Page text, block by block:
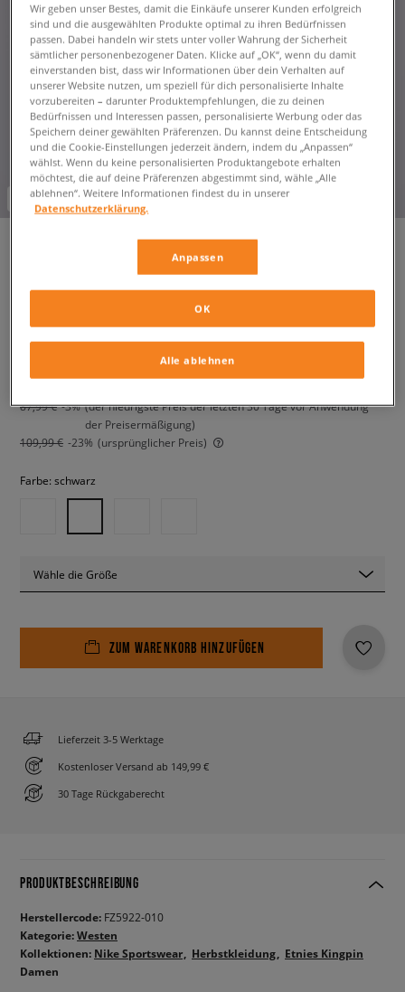
-10% ab 70€ mit dem Code:FINAL
NIKE WESTE W NSW TF SYNFL
damen, westen
84,99 €
87,99 € -3% (der niedrigste Preis der letzten 30 Tage vor Anwendung
der Preisermäßigung)
109,99 € -23% (ursprünglicher Preis)
Farbe: schwarz
Wähle die Größe
ZUM WARENKORB HINZUFÜGEN
Lieferzeit 3-5 Werktage
Kostenloser Versand ab 149,99 €
30 Tage Rückgaberecht
PRODUKTBESCHREIBUNG
Herstellercode: FZ5922-010
Kategorie:Westen
Kollektionen: Nike Sportswear Herbstkleidung
Etnies Kingpin
Damen
Wir geben unser Bestes, damit die Einkäufe unserer Kunden erfolgreich
sind und die ausgewählten Produkte optimal zu ihren Bedürfnissen
passen. Dabei handeln wir stets unter voller Wahrung der Sicherheit
sämtlicher personenbezogener Daten. Klicke auf „OK“, wenn du damit
einverstanden bist, dass wir Informationen über dein Verhalten auf
unserer Website nutzen, um speziell für dich personalisierte Inhalte
vorzubereiten – darunter Produktempfehlungen, die zu deinen
Bedürfnissen und Interessen passen, personalisierte Werbung oder das
Speichern deiner gewählten Präferenzen. Du kannst deine Entscheidung
und die Cookie-Einstellungen jederzeit ändern, indem du „Anpassen“
wählst. Wenn du keine personalisierten Produktangebote erhalten
möchtest, die auf deine Präferenzen abgestimmt sind, wähle „Alle
ablehnen“. Weitere Informationen findest du in unserer
Datenschutzerklärung.
Anpassen
Alle ablehnen
OK